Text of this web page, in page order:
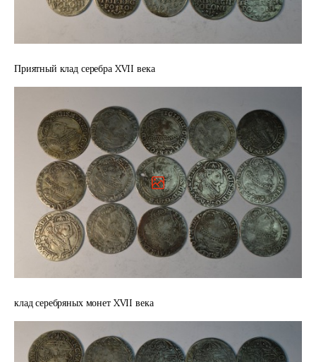
Приятный клад серебра XVII века
клад серебряных монет XVII века